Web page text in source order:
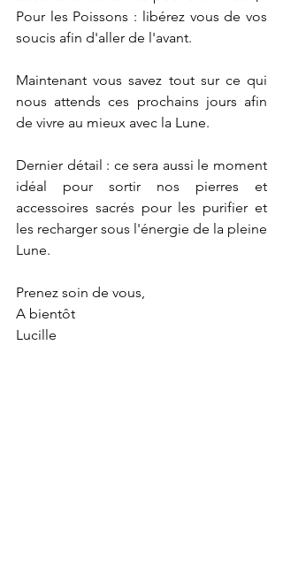
Pour les Poissons : libérez vous de vos
soucis afin d'aller de l'avant.
Maintenant vous savez tout sur ce qui
nous attends ces prochains jours afin
de vivre au mieux avec la Lune.
Dernier détail : ce sera aussi le moment
idéal pour sortir nos pierres et
accessoires sacrés pour les purifier et
les recharger sous l'énergie de la pleine
Lune.
Prenez soin de vous,
A bientôt
Lucille